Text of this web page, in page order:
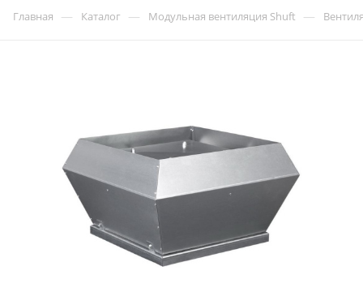
Главная — Каталог — Модульная вентиляция Shuft —